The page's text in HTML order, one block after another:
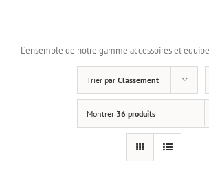
L’ensemble de notre gamme accessoires et
Trier par Classement
Montrer 36 produits